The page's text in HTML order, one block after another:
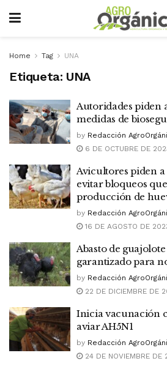
Home Tag UNA
Etiqueta: UNA
Autoridades piden
medidas de
by Redacción
6 DE OCTUBRE DE
Avicultores piden a
evitar bloqueos
producción de
by Redacción
16 DE AGOSTO DE
Abasto de
garantizado para
by Redacción
22 DE DICIEMBRE DE
Inicia vacunación
aviar AH5N1
by Redacción
24 DE NOVIEMBRE DE